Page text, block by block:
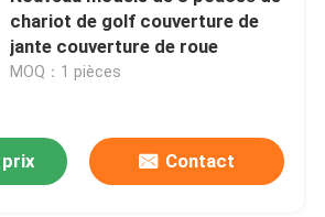
de chariot de golf de club
de chariot de golf
chariot de golf
chariot de golf couverture de
jante couverture de roue
MOQ：1 pièces
Contact